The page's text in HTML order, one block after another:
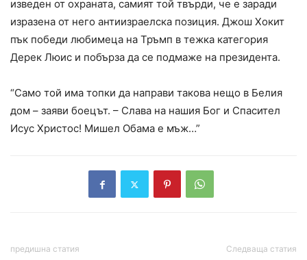
изведен от охраната, самият той твърди, че е заради
изразена от него антиизраелска позиция. Джош Хокит
пък победи любимеца на Тръмп в тежка категория
Дерек Люис и побърза да се подмаже на президента.
“Само той има топки да направи такова нещо в Белия
дом – заяви боецът. – Слава на нашия Бог и Спасител
Исус Христос! Мишел Обама е мъж…”
предишна статия Следваща статия